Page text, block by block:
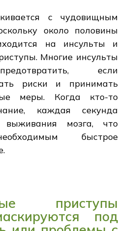
с чудовищным
около половины
на инсульты и
Многие инсульты
если
риски и принимать
меры. Когда кто-то
каждая секунда
мозга, что
быстрое
приступы
под